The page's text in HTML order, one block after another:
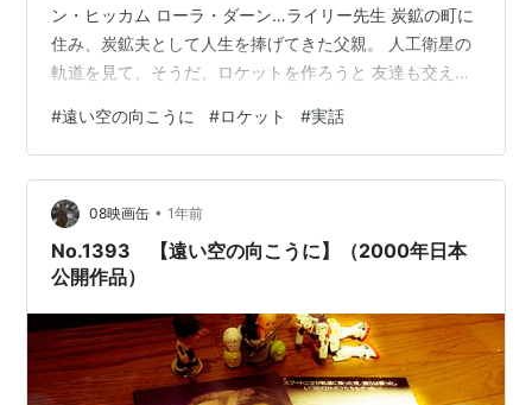
ン・ヒッカム ローラ・ダーン…ライリー先生 炭鉱の町に
住み、炭鉱夫として人生を捧げてきた父親。 人工衛星の
軌道を見て、そうだ、ロケットを作ろうと 友達も交えて
は全く興味がないし、 若い時のジェイクだー可愛いーと
いう ミーハーな気持ちでしたが 見ていくうちにそのシン
プルなストーリーに 惹き込まれていきましたね。 ホーマ
ーも父親も母親までもが 頑固なんですよ。 頑固と言って
も、ただのわからずやではなく 筋が一本通ってる、気持
ちを曲げない頑固さ。…
#遠い空の向こうに #ロケット #実話
08映画缶 • 1年前
No.1393 【遠い空の向こうに】（2000年日本
公開作品）